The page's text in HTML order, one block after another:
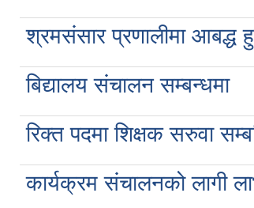
श्रमसंसार प्रणालीमा आबद्ध
बिद्यालय संचालन सम्बन्धमा
रिक्त पदमा शिक्षक सरुवा
कार्यक्रम संचालनको लागी